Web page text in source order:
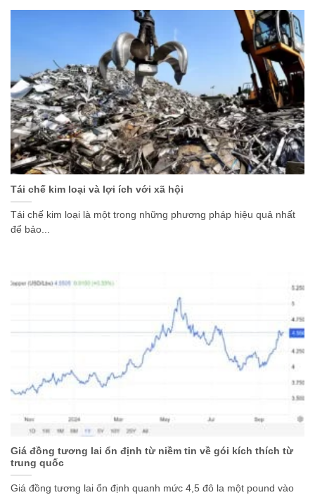
Tái chế kim loại và lợi ích với xã hội
Tái chế kim loại là một trong những phương pháp hiệu quả nhất
để bảo...
Giá đồng tương lai ổn định từ niềm tin về gói kích thích từ
trung quốc
Giá đồng tương lai ổn định quanh mức 4,5 đô la một pound vào